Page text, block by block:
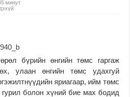
минут
бүрийн өнгийн төмс гаргаж
улаан өнгийн төмс удахгуй
яриагаар, ийм төмс
болон хүний бие мах бодид